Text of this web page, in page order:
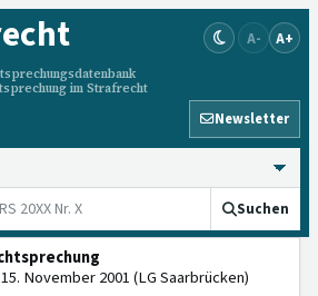
im Strafrecht
A- A+
Newsletter
Suchen
November 2001 (LG Saarbrücken)